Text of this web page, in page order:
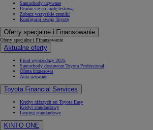
Samochody używane
Umów się na jazdę testową
Zobacz wszystkie cenniki
Konfiguruj swoją Toyotę
Oferty specjalne i Finansowanie
Oferty specjalne i Finansowanie
Aktualne oferty
Finał wyprzedaży 2025
Samochody dostawcze Toyota Professional
Oferta biznesowa
Auta używane
Toyota Financial Services
Kredyt niższych rat Toyota Easy
Kredyt standardowy
Leasing standardowy
KINTO ONE